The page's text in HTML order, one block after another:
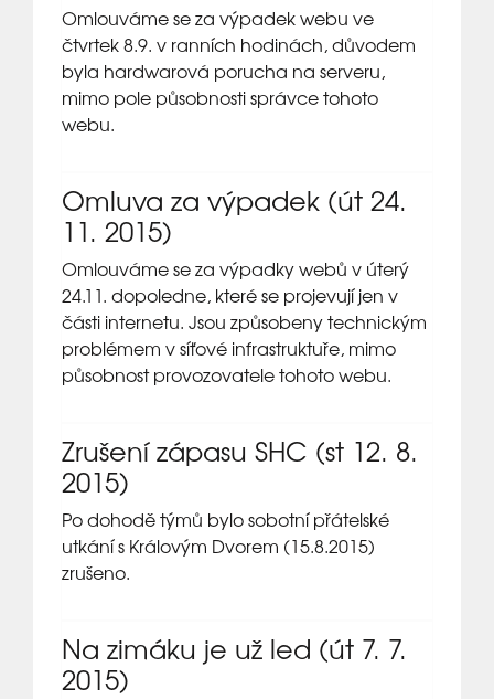
Omlouváme se za výpadek webu ve
čtvrtek 8.9. v ranních hodinách, důvodem
byla hardwarová porucha na serveru,
mimo pole působnosti správce tohoto
webu.
Omluva za výpadek (út 24.
11. 2015)
Omlouváme se za výpadky webů v úterý
24.11. dopoledne, které se projevují jen v
části internetu. Jsou způsobeny technickým
problémem v síťové infrastruktuře, mimo
působnost provozovatele tohoto webu.
Zrušení zápasu SHC (st 12. 8.
2015)
Po dohodě týmů bylo sobotní přátelské
utkání s Královým Dvorem (15.8.2015)
zrušeno.
Na zimáku je už led (út 7. 7.
2015)